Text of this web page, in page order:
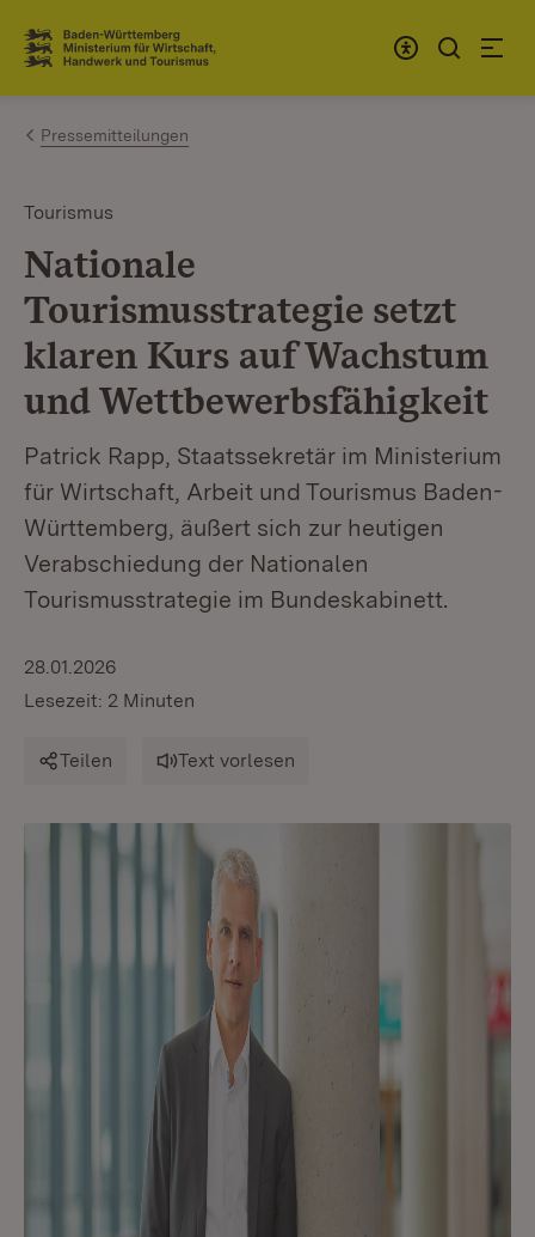
Zum Inhalt springen
Link zur Startseite
Pressemitteilungen
Tourismus
Nationale
Tourismusstrategie setzt
klaren Kurs auf Wachstum
und Wettbewerbsfähigkeit
Patrick Rapp, Staatssekretär im Ministerium
für Wirtschaft, Arbeit und Tourismus Baden-
Württemberg, äußert sich zur heutigen
Verabschiedung der Nationalen
Tourismusstrategie im Bundeskabinett.
28.01.2026
Lesezeit: 2 Minuten
Teilen Text vorlesen